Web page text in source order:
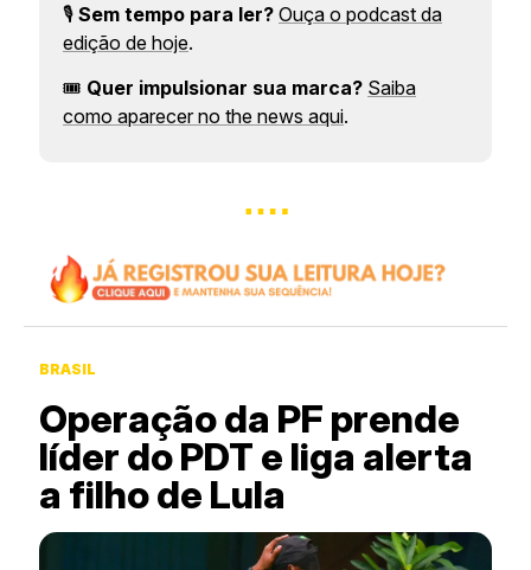
🎙️ Sem tempo para ler? Ouça o podcast da
edição de hoje.
🎟️ Quer impulsionar sua marca? Saiba
como aparecer no the news aqui.
….
BRASIL
Operação da PF prende
líder do PDT e liga alerta
a filho de Lula